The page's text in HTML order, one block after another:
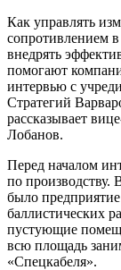
Как управлять
сопротивлением в
внедрять
помогают
интервью с
Стратегий
рассказывает
Лобанов.
Перед началом
по производству.
было
баллистических
пустующие
всю площадь
«Спецкабеля».